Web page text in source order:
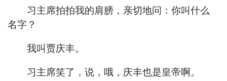
习主席拍拍我的肩膀，亲切地问：你叫什么
名字？
我叫贾庆丰。
习主席笑了，说，哦，庆丰也是皇帝啊。